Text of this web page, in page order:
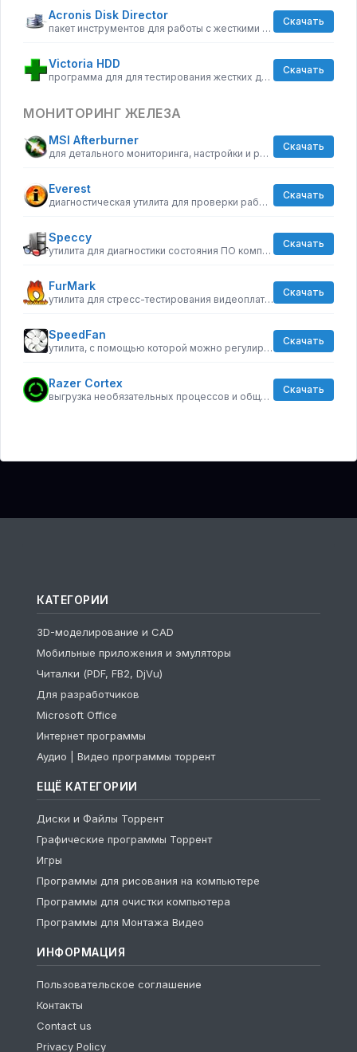
Acronis Disk Director
пакет инструментов для работы с жесткими дисками компьютера
Скачать
Victoria HDD
программа для для тестирования жестких дисков
Скачать
МОНИТОРИНГ ЖЕЛЕЗА
MSI Afterburner
для детального мониторинга, настройки и разгона видеокарты
Скачать
Everest
диагностическая утилита для проверки работоспособности компьютера
Скачать
Speccy
утилита для диагностики состояния ПО компьютера
Скачать
FurMark
утилита для стресс-тестирования видеоплат, совместимых с API OpenGL
Скачать
SpeedFan
утилита, с помощью которой можно регулировать скорость вращения кулеров компьютера
Скачать
Razer Cortex
выгрузка необязательных процессов и общая оптимизации ресурсов
Скачать
КАТЕГОРИИ
3D-моделирование и CAD
Мобильные приложения и эмуляторы
Читалки (PDF, FB2, DjVu)
Для разработчиков
Microsoft Office
Интернет программы
Аудио | Видео программы торрент
ЕЩЁ КАТЕГОРИИ
Диски и Файлы Торрент
Графические программы Торрент
Игры
Программы для рисования на компьютере
Программы для очистки компьютера
Программы для Монтажа Видео
ИНФОРМАЦИЯ
Пользовательское соглашение
Контакты
Contact us
Privacy Policy